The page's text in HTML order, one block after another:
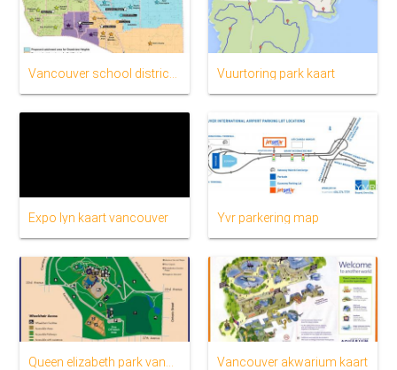
Vancouver school district kaart Vuurtoring park kaart
Expo lyn kaart vancouver Yvr parkering map
Vancouver akwarium kaart